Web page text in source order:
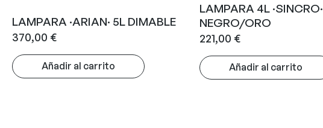
LAMPARA ·ARIAN· 5L DIMABLE
370,00 €
Añadir al carrito
LAMPARA 4L ·SINCRO·
NEGRO/ORO
221,00 €
Añadir al carrito